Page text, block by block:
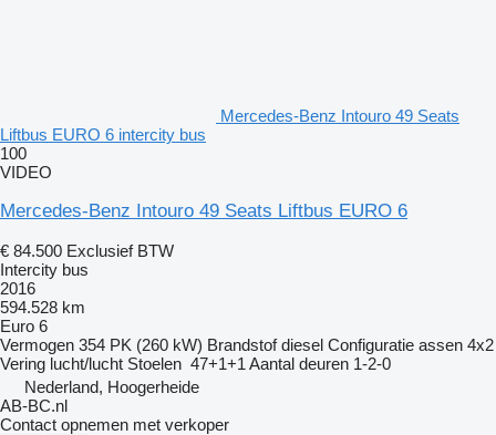
Mercedes-Benz Intouro 49 Seats
Liftbus EURO 6 intercity bus
100
VIDEO
Mercedes-Benz Intouro 49 Seats Liftbus EURO 6
€ 84.500 Exclusief BTW
Intercity bus
2016
594.528 km
Euro 6
Vermogen 354 PK (260 kW) Brandstof diesel Configuratie assen 4x2
Vering lucht/lucht Stoelen 47+1+1 Aantal deuren 1-2-0
Nederland, Hoogerheide
AB-BC.nl
Contact opnemen met verkoper